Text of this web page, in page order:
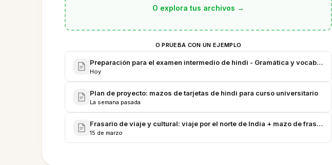
O explora tus archivos →
O PRUEBA CON UN EJEMPLO
Preparación para el examen intermedio de hindi - Gramática y vocabulario
Hoy
Plan de proyecto: mazos de tarjetas de hindi para curso universitario
La semana pasada
Frasario de viaje y cultural: viaje por el norte de India + mazo de frases
15 de marzo